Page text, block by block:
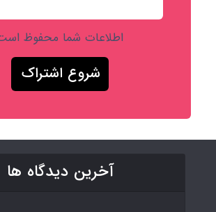
اطلاعات شما محفوظ
آخرین دیدگاه ها